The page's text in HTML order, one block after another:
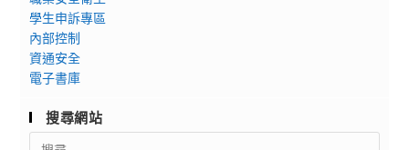
學生申訴專區
內部控制
資通安全
電子書庫
搜尋網站
Search